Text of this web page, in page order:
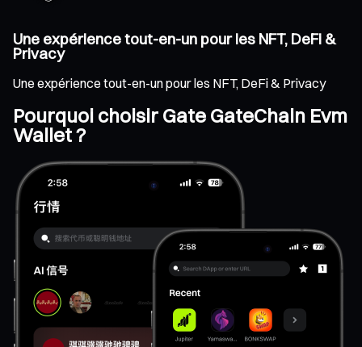
Une expérience tout-en-un pour les NFT, DeFi &
Privacy
Une expérience tout-en-un pour les NFT, DeFi & Privacy
Pourquoi choisir Gate GateChain Evm
Wallet ?